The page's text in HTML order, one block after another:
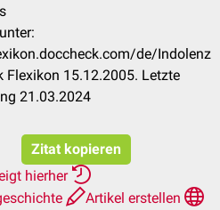
de/Indolenz
Flexikon 15.12.2005. Letzte
21.03.2024
Zitat kopieren
hierher
Artikel erstellen